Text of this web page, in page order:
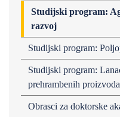
Studijski program:
razvoj
Studijski program:
Studijski program:
prehrambenih proizvoda
Obrasci za doktorske